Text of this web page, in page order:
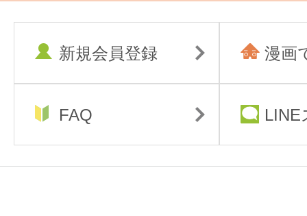
新規会員登録 漫画
FAQ LINE